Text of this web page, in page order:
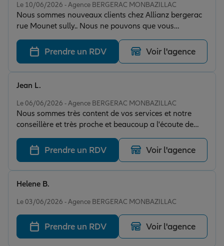
Le 10/06/2026 - Agence BERGERAC MONBAZILLAC
Nous sommes nouveaux clients chez Allianz bergerac
rue Mounet sully.. Nous ne pouvons que vous
recommander vivement cette agence. L'accueil et
l'écoute sont au rendez vous . En poussant la porte de
cette agence vous trouverez du personnel souriant , à
l'écoute et très sérieux. Alors n'hésitez pas. Anaïs et
Sébastien
Prendre un RDV Voir l'agence
Le 06/06/2026 - Agence BERGERAC MONBAZILLAC
Nous sommes très content de vos services et notre
conseillère et très proche et beaucoup a l'écoute de
c'est client nous sommes très satisfait
Jean L.
Prendre un RDV Voir l'agence
Le 03/06/2026 - Agence BERGERAC MONBAZILLAC
Helene B.
Prendre un RDV Voir l'agence